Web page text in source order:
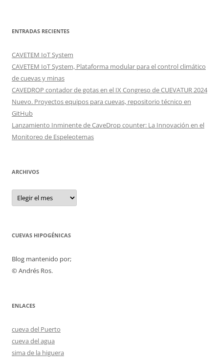
ENTRADAS RECIENTES
CAVETEM IoT System
CAVETEM IoT System, Plataforma modular para el control climático
de cuevas y minas
CAVEDROP contador de gotas en el IX Congreso de CUEVATUR 2024
Nuevo. Proyectos equipos para cuevas, repositorio técnico en
GitHub
Lanzamiento Inminente de CaveDrop counter: La Innovación en el
Monitoreo de Espeleotemas
ARCHIVOS
Archivos
CUEVAS HIPOGÉNICAS
Blog mantenido por;
© Andrés Ros.
ENLACES
cueva del Puerto
cueva del agua
sima de la higuera